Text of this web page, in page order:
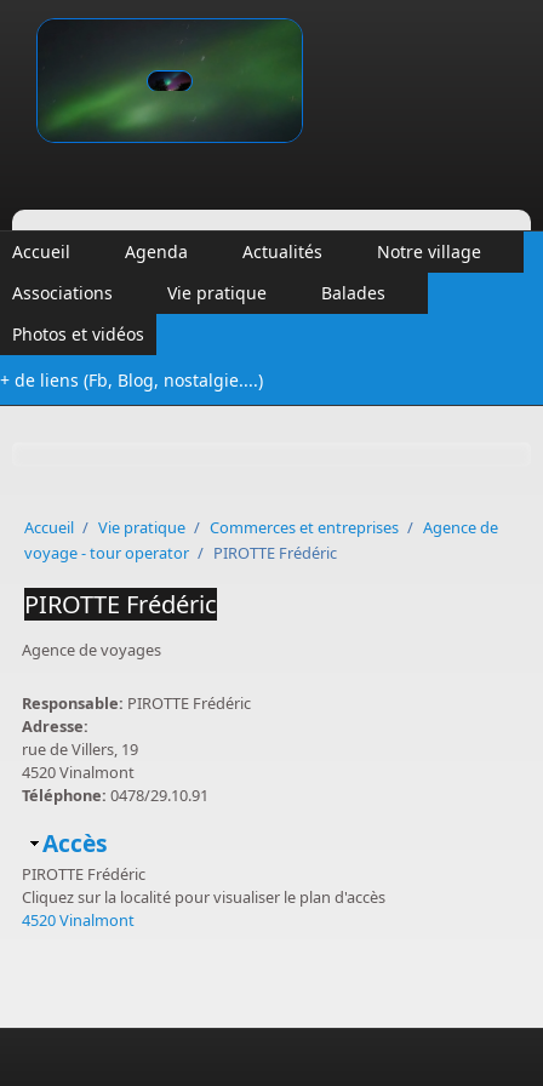
Vinalmont
Accueil Agenda Actualités
Notre village
Associations
Vie pratique
Balades
Photos et vidéos
+ de liens (Fb, Blog, nostalgie....)
Accueil / Vie pratique / Commerces et entreprises / Agence de
voyage - tour operator / PIROTTE Frédéric
PIROTTE Frédéric
Agence de voyages
Responsable: PIROTTE Frédéric
Adresse:
rue de Villers, 19
4520 Vinalmont
Téléphone:0478/29.10.91
Masquer
Accès
PIROTTE Frédéric
Cliquez sur la localité pour visualiser le plan d'accès
4520 Vinalmont